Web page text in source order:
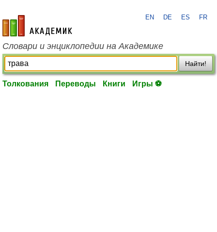
academic.ru
EN DE ES FR
Словари и энциклопедии на Академике
Найти!
Толкования Переводы Книги Игры ⚽